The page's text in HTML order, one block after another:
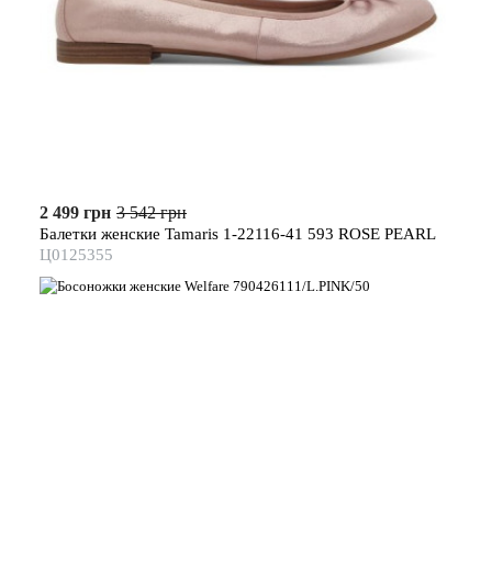
2 499 грн 3 542 грн
Балетки женские Tamaris 1-22116-41 593 ROSE PEARL
Ц0125355